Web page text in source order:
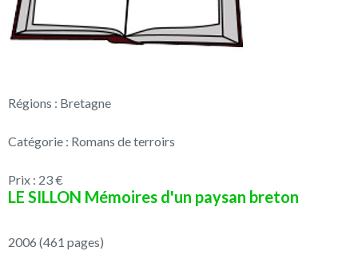
Régions : Bretagne
Catégorie : Romans de terroirs
Prix : 23 €
LE SILLON Mémoires d'un paysan breton
2006 (461 pages)